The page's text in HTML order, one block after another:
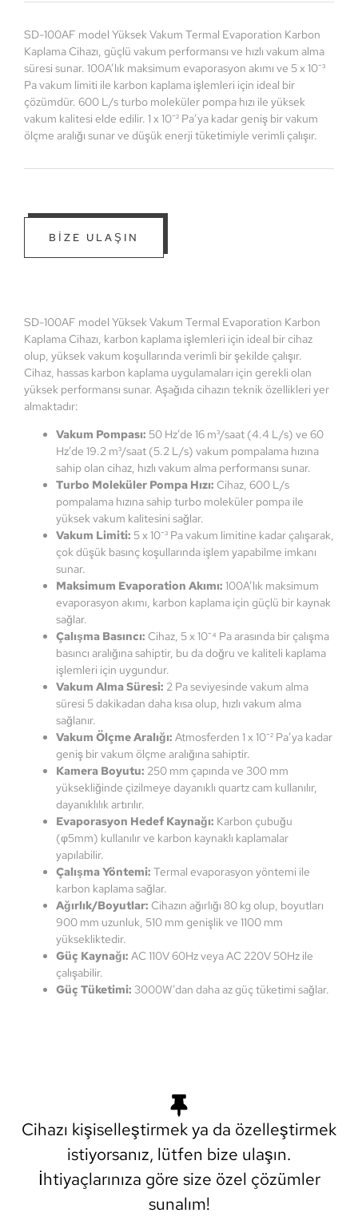
SD-100AF model Yüksek Vakum Termal Evaporation Karbon
Kaplama Cihazı, güçlü vakum performansı ve hızlı vakum alma
süresi sunar. 100A’lık maksimum evaporasyon akımı ve 5 x 10⁻³
Pa vakum limiti ile karbon kaplama işlemleri için ideal bir
çözümdür. 600 L/s turbo moleküler pompa hızı ile yüksek
vakum kalitesi elde edilir. 1 x 10⁻² Pa’ya kadar geniş bir vakum
ölçme aralığı sunar ve düşük enerji tüketimiyle verimli çalışır.
BİZE ULAŞIN
SD-100AF model Yüksek Vakum Termal Evaporation Karbon
Kaplama Cihazı, karbon kaplama işlemleri için ideal bir cihaz
olup, yüksek vakum koşullarında verimli bir şekilde çalışır.
Cihaz, hassas karbon kaplama uygulamaları için gerekli olan
yüksek performansı sunar. Aşağıda cihazın teknik özellikleri yer
almaktadır:
Vakum Pompası: 50 Hz’de 16 m³/saat (4.4 L/s) ve 60
Hz’de 19.2 m³/saat (5.2 L/s) vakum pompalama hızına
sahip olan cihaz, hızlı vakum alma performansı sunar.
Turbo Moleküler Pompa Hızı: Cihaz, 600 L/s
pompalama hızına sahip turbo moleküler pompa ile
yüksek vakum kalitesini sağlar.
Vakum Limiti: 5 x 10⁻³ Pa vakum limitine kadar çalışarak,
çok düşük basınç koşullarında işlem yapabilme imkanı
sunar.
Maksimum Evaporation Akımı: 100A’lık maksimum
evaporasyon akımı, karbon kaplama için güçlü bir kaynak
sağlar.
Çalışma Basıncı: Cihaz, 5 x 10⁻⁴ Pa arasında bir çalışma
basıncı aralığına sahiptir, bu da doğru ve kaliteli kaplama
işlemleri için uygundur.
Vakum Alma Süresi: 2 Pa seviyesinde vakum alma
süresi 5 dakikadan daha kısa olup, hızlı vakum alma
sağlanır.
Vakum Ölçme Aralığı: Atmosferden 1 x 10⁻² Pa’ya kadar
geniş bir vakum ölçme aralığına sahiptir.
Kamera Boyutu: 250 mm çapında ve 300 mm
yüksekliğinde çizilmeye dayanıklı quartz cam kullanılır,
dayanıklılık artırılır.
Evaporasyon Hedef Kaynağı: Karbon çubuğu
(φ5mm) kullanılır ve karbon kaynaklı kaplamalar
yapılabilir.
Çalışma Yöntemi: Termal evaporasyon yöntemi ile
karbon kaplama sağlar.
Ağırlık/Boyutlar: Cihazın ağırlığı 80 kg olup, boyutları
900 mm uzunluk, 510 mm genişlik ve 1100 mm
yüksekliktedir.
Güç Kaynağı: AC 110V 60Hz veya AC 220V 50Hz ile
çalışabilir.
Güç Tüketimi: 3000W’dan daha az güç tüketimi sağlar.
Cihazı kişiselleştirmek ya da özelleştirmek
istiyorsanız, lütfen bize ulaşın.
İhtiyaçlarınıza göre size özel çözümler
sunalım!